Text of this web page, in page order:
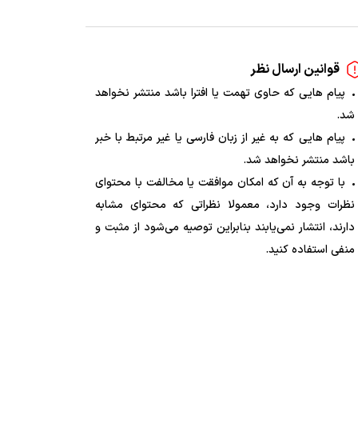
قوانین ارسال نظر
پیام هایی که حاوی تهمت یا افترا باشد منتشر نخواهد
شد.
پیام هایی که به غیر از زبان فارسی یا غیر مرتبط با خبر
باشد منتشر نخواهد شد.
با توجه به آن که امکان موافقت یا مخالفت با محتوای
نظرات وجود دارد، معمولا نظراتی که محتوای مشابه
دارند، انتشار نمی‌یابند بنابراین توصیه می‌شود از مثبت و
منفی استفاده کنید.